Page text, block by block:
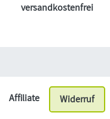
versandkostenfrei
Affiliate Widerruf